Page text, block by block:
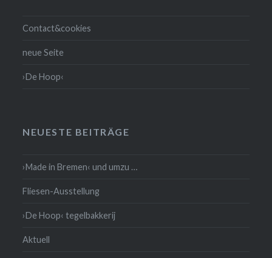
Contact&cookies
neue Seite
›De Hoop‹
NEUESTE BEITRÄGE
›Made in Bremen‹ und umzu …
Fliesen-Ausstellung
›De Hoop‹ tegelbakkerij
Aktuell